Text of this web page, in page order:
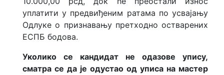
уплатити у предвиђеним ратама по усвајању
Одлуке о признавању претходно остварених
ЕСПБ бодова.
Уколико се кандидат не одазове упису,
сматра се да је одустао од уписа на мастер